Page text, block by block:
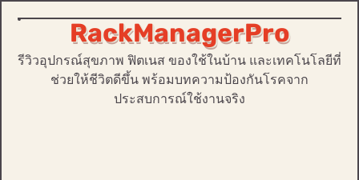
Skip
content
RackManagerPro
รีวิวอุปกรณ์สุขภาพ ฟิตเนส ของใช้ในบ้าน และเทคโนโลยีที่
ช่วยให้ชีวิตดีขึ้น พร้อมบทความป้องกันโรคจาก
ประสบการณ์ใช้งานจริง